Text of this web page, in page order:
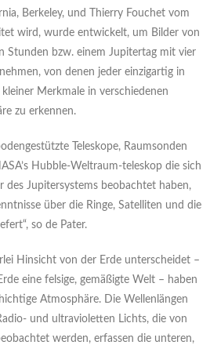
Berkeley, und Thierry Fouchet vom
wird, wurde entwickelt, um Bilder von
Stunden bzw. einem Jupitertag mit vier
von denen jeder einzigartig in
Merkmale in verschiedenen
zu erkennen.
Teleskope, Raumsonden
Hubble-Weltraum-teleskop die sich
des Jupitersystems beobachtet haben,
über die Ringe, Satelliten und die
so de Pater.
Hinsicht von der Erde unterscheidet –
eine felsige, gemäßigte Welt – haben
Atmosphäre. Die Wellenlängen
und ultravioletten Lichts, die von
werden, erfassen die unteren,